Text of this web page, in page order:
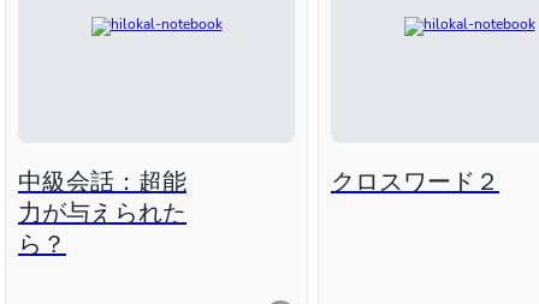
中級会話：超能
力が与えられた
ら？
クロスワード２